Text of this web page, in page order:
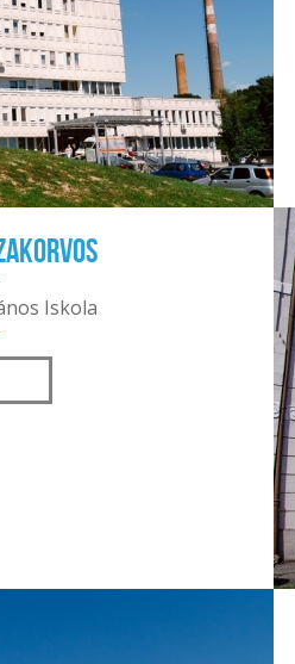
Iskola